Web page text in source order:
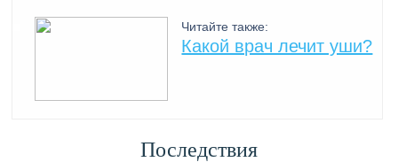
Читайте также:
Какой врач лечит уши?
Последствия